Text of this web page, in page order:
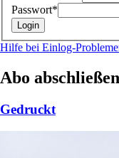
Passwort*
Hilfe bei Einlog-
Abo abschließen
Gedruckt